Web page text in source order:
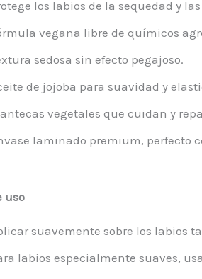
los labios de la sequedad y
vegana libre de químicos
sedosa sin efecto pegajoso.
de jojoba para suavidad y
vegetales que cuidan y
laminado premium, perfecto
uso
suavemente sobre los labios
labios especialmente suaves,